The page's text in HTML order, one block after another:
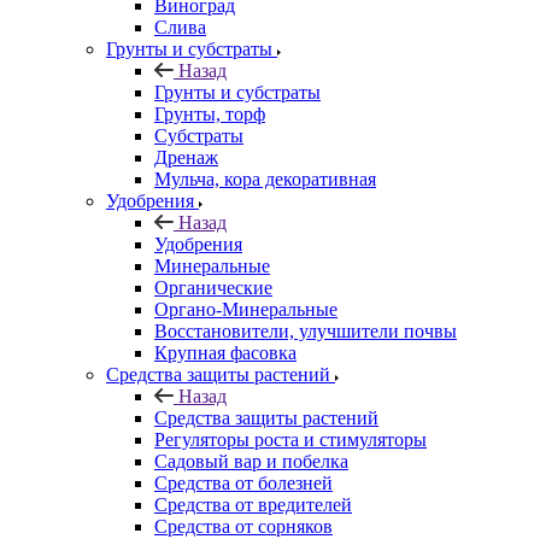
Виноград
Слива
Грунты и субстраты
Назад
Грунты и субстраты
Грунты, торф
Субстраты
Дренаж
Мульча, кора декоративная
Удобрения
Назад
Удобрения
Минеральные
Органические
Органо-Минеральные
Восстановители, улучшители почвы
Крупная фасовка
Средства защиты растений
Назад
Средства защиты растений
Регуляторы роста и стимуляторы
Садовый вар и побелка
Средства от болезней
Средства от вредителей
Средства от сорняков